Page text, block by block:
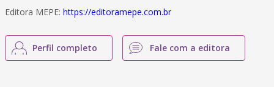
Editora MEPE: https://editoramepe.com.br
Perfil completo Fale com a editora